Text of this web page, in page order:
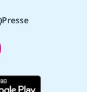
Presse